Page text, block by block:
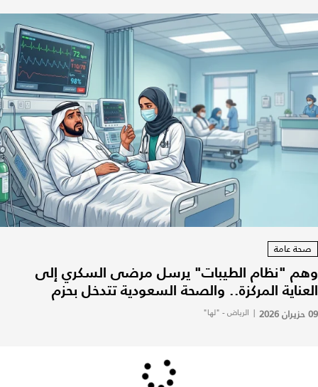
صحة عامة
وهم "نظام الطيبات" يرسل مرضى السكري إلى
العناية المركزة.. والصحة السعودية تتدخل بحزم
09 حزيران 2026 | الرياض - "لها"